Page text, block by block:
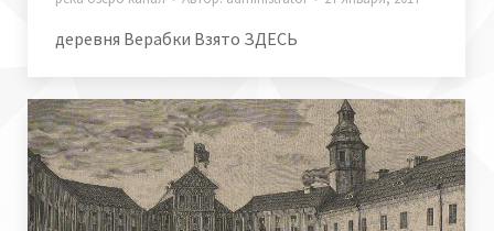
деревня Верабки Взято ЗДЕСЬ